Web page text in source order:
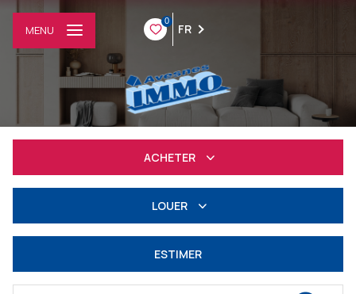
0
FR
MENU
ACHETER
Professionnel
LOUER
Professionnel
ESTIMER